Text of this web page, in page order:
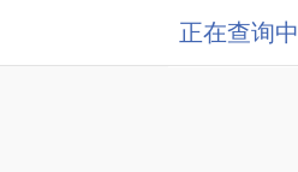
正在查询中